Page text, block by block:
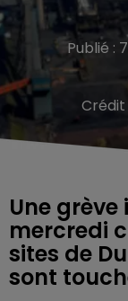
Publié :
Crédit
Une
mercredi
sites de
sont